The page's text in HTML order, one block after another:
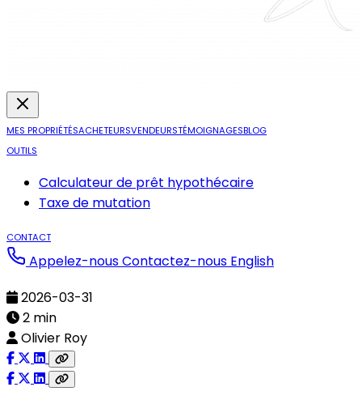
MES PROPRIÉTÉSACHETEURSVENDEURSTÉMOIGNAGESBLOG
OUTILS
Calculateur de prêt hypothécaire
Taxe de mutation
CONTACT
Appelez-nousContactez-nous English
2026-03-31
2 min
Olivier Roy